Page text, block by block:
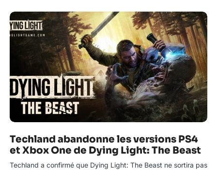
Techland abandonne les versions PS4
et Xbox One de Dying Light: The Beast
Techland a confirmé que Dying Light: The Beast ne sortira pas